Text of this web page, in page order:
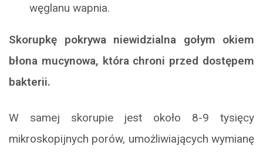
węglanu wapnia.
Skorupkę pokrywa niewidzialna gołym okiem
błona mucynowa, która chroni przed dostępem
bakterii.
W samej skorupie jest około 8-9 tysięcy
mikroskopijnych porów, umożliwiających wymianę